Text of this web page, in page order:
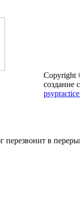
Copyright
создание
перезвонит в